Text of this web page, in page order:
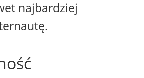
najbardziej